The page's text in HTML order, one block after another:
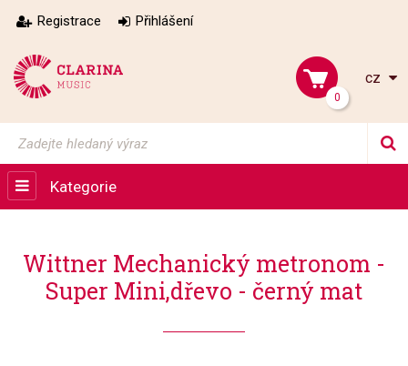
Registrace Přihlášení
0
cz
Kategorie
Wittner Mechanický metronom -
Super Mini,dřevo - černý mat